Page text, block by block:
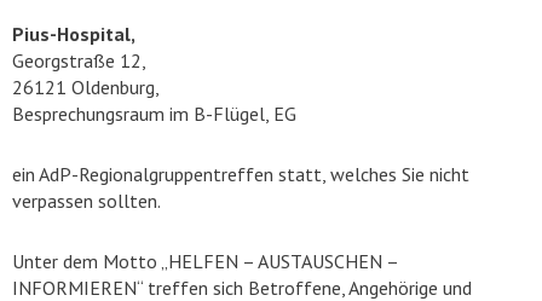
Pius-Hospital,
Georgstraße 12,
26121 Oldenburg,
Besprechungsraum im B-Flügel, EG
ein AdP-Regionalgruppentreffen statt, welches Sie nicht
verpassen sollten.
Unter dem Motto „HELFEN – AUSTAUSCHEN –
INFORMIEREN“ treffen sich Betroffene, Angehörige und